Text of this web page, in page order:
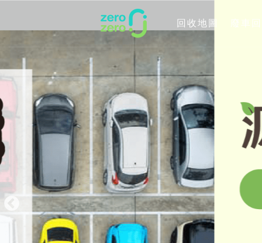
回收地圖 廢車